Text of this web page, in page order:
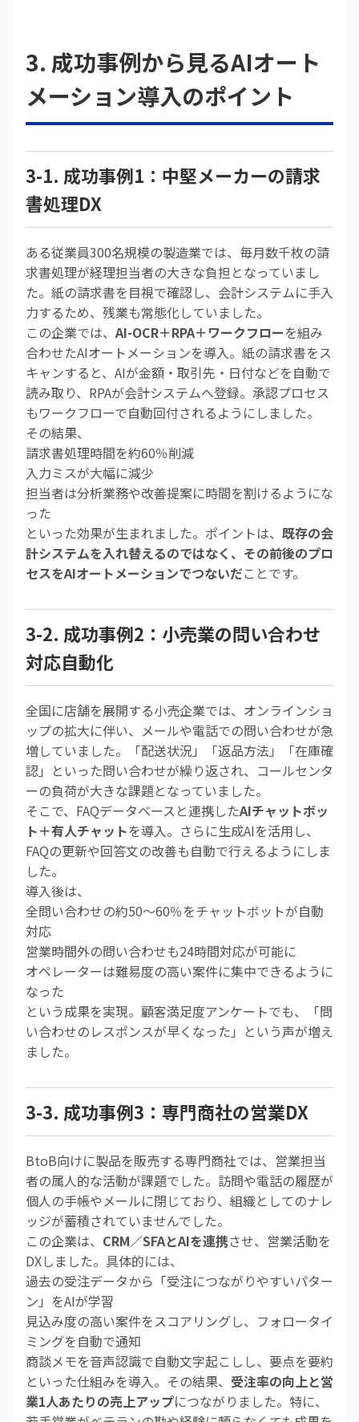
3. 成功事例から見るAIオート
メーション導入のポイント
3-1. 成功事例1：中堅メーカーの請求
書処理DX
ある従業員300名規模の製造業では、毎月数千枚の請
求書処理が経理担当者の大きな負担となっていまし
た。紙の請求書を目視で確認し、会計システムに手入
力するため、残業も常態化していました。
この企業では、AI-OCR＋RPA＋ワークフローを組み
合わせたAIオートメーションを導入。紙の請求書をス
キャンすると、AIが金額・取引先・日付などを自動で
読み取り、RPAが会計システムへ登録。承認プロセス
もワークフローで自動回付されるようにしました。
その結果、
請求書処理時間を約60％削減
入力ミスが大幅に減少
担当者は分析業務や改善提案に時間を割けるようにな
った
といった効果が生まれました。ポイントは、 既存の会
計システムを入れ替えるのではなく、その前後のプロ
セスをAIオートメーションでつないだことです。
3-2. 成功事例2：小売業の問い合わせ
対応自動化
全国に店舗を展開する小売企業では、オンラインショ
ップの拡大に伴い、メールや電話での問い合わせが急
増していました。「配送状況」「返品方法」「在庫確
認」といった問い合わせが繰り返され、コールセンタ
ーの負荷が大きな課題となっていました。
そこで、FAQデータベースと連携したAIチャットボッ
ト＋有人チャットを導入。さらに生成AIを活用し、
FAQの更新や回答文の改善も自動で行えるようにしま
した。
導入後は、
全問い合わせの約50〜60％をチャットボットが自動
対応
営業時間外の問い合わせも24時間対応が可能に
オペレーターは難易度の高い案件に集中できるように
なった
という成果を実現。顧客満足度アンケートでも、「問
い合わせのレスポンスが早くなった」という声が増え
ました。
3-3. 成功事例3：専門商社の営業DX
BtoB向けに製品を販売する専門商社では、営業担当
者の属人的な活動が課題でした。訪問や電話の履歴が
個人の手帳やメールに閉じており、組織としてのナレ
ッジが蓄積されていませんでした。
この企業は、 CRM／SFAとAIを連携させ、営業活動を
DXしました。具体的には、
過去の受注データから「受注につながりやすいパター
ン」をAIが学習
見込み度の高い案件をスコアリングし、フォロータイ
ミングを自動で通知
商談メモを音声認識で自動文字起こしし、要点を要約
といった仕組みを導入。その結果、 受注率の向上と営
業1人あたりの売上アップにつながりました。特に、